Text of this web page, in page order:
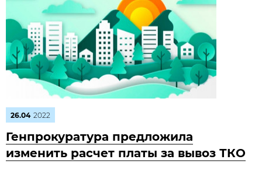
26.04 2022
Генпрокуратура предложила
изменить расчет платы за вывоз ТКО